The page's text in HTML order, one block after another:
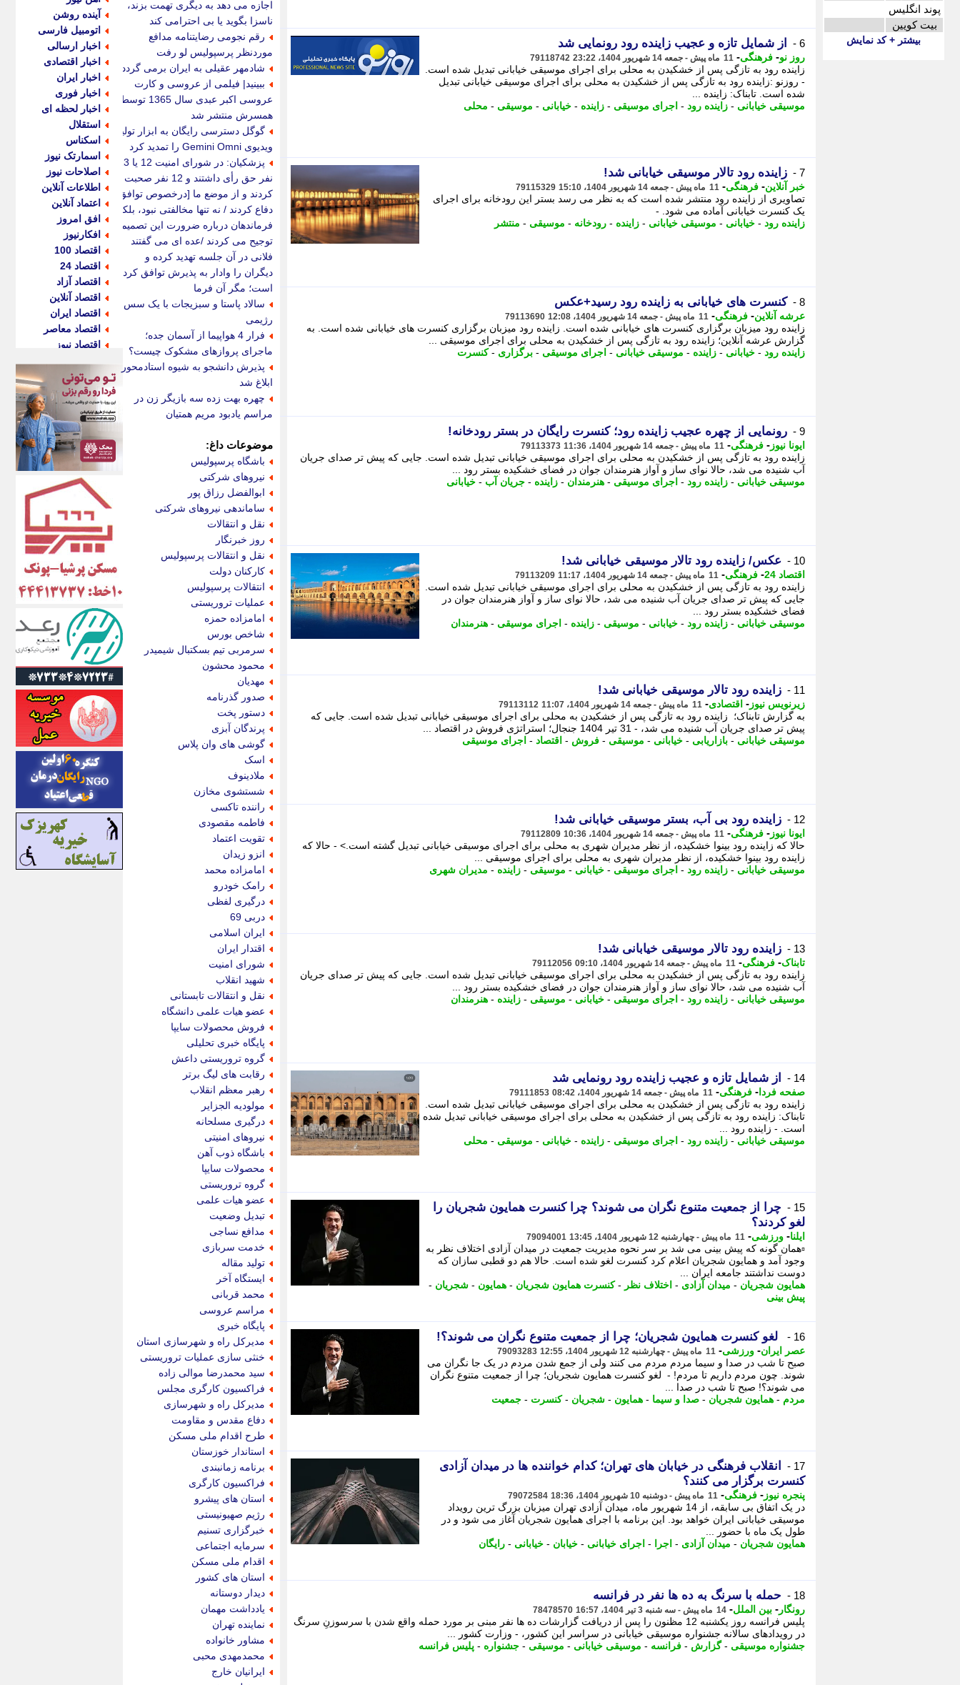
پوند انگلیس
بیت کویین
بیشتر + کد نمایش 6 - از شمایل تازه و عجیب زاینده رود رونمایی شد
روز نو- فرهنگی- 11 ماه پیش - جمعه 14 شهریور 1404، 23:22 79118742
زاینده رود به تازگی پس از خشکیدن به محلی برای اجرای موسیقی خیابانی تبدیل شده است.
- روزنو :زاینده رود به تازگی پس از خشکیدن به محلی برای اجرای موسیقی خیابانی تبدیل
شده است. تابناک: زاینده ...
موسیقی خیابانی - زاینده رود - اجرای موسیقی - زاینده - خیابانی - موسیقی - محلی
7 - زاینده رود تالار موسیقی خیابانی شد!
خبر آنلاین- فرهنگی- 11 ماه پیش - جمعه 14 شهریور 1404، 15:10 79115329
تصاویری از زاینده رود منتشر شده است که به نظر می رسد بستر این رودخانه برای اجرای
یک کنسرت خیابانی آماده می شود. -
زاینده رود - خیابانی - موسیقی خیابانی - زاینده - رودخانه - موسیقی - منتشر
8 - کنسرت های خیابانی به زاینده رود رسید+عکس
عرشه آنلاین- فرهنگی- 11 ماه پیش - جمعه 14 شهریور 1404، 12:08 79113690
زاینده رود میزبان برگزاری کنسرت های خیابانی شده است. زاینده رود میزبان برگزاری کنسرت های خیابانی شده است. به
گزارش عرشه آنلاین؛ زاینده رود به تازگی پس از خشکیدن به محلی برای اجرای موسیقی ...
زاینده رود - خیابانی - زاینده - موسیقی خیابانی - اجرای موسیقی - برگزاری -کنسرت
9 - رونمایی از چهره عجیب زاینده رود؛ کنسرت رایگان در بستر رودخانه!
ایونا نیوز - فرهنگی- 11 ماه پیش - جمعه 14 شهریور 1404، 11:36 79113373
زاینده رود به تازگی پس از خشکیدن به محلی برای اجرای موسیقی خیابانی تبدیل شده است. جایی که پیش تر صدای جریان
آب شنیده می شد، حالا نوای ساز و آواز هنرمندان جوان در فضای خشکیده بستر رود ...
موسیقی خیابانی - زاینده رود - اجرای موسیقی - هنرمندان - زاینده - جریان آب - خیابانی
10 - عکس/ زاینده رود تالار موسیقی خیابانی شد!
اقتصاد 24 - فرهنگی- 11 ماه پیش - جمعه 14 شهریور 1404، 11:17 79113209
زاینده رود به تازگی پس از خشکیدن به محلی برای اجرای موسیقی خیابانی تبدیل شده است.
جایی که پیش تر صدای جریان آب شنیده می شد، حالا نوای ساز و آواز هنرمندان جوان در
فضای خشکیده بستر رود ...
موسیقی خیابانی - زاینده رود - خیابانی - موسیقی - زاینده - اجرای موسیقی - هنرمندان
11 - زاینده رود تالار موسیقی خیابانی شد!
زیرنویس نیوز - اقتصادی- 11 ماه پیش - جمعه 14 شهریور 1404، 11:07 79113112
به گزارش تابناک؛ زاینده رود به تازگی پس از خشکیدن به محلی برای اجرای موسیقی خیابانی تبدیل شده است. جایی که
پیش تر صدای جریان آب شنیده می شد، - 31 تیر 1404 جنجال؛ استراتژی فروش در اقتصاد ...
موسیقی خیابانی - بازاریابی - خیابانی - موسیقی - فروش - اقتصاد - اجرای موسیقی
12 - زاینده رود بی آب، بستر موسیقی خیابانی شد!
ایونا نیوز - فرهنگی- 11 ماه پیش - جمعه 14 شهریور 1404، 10:36 79112809
حالا که زاینده رود بینوا خشکیده، از نظر مدیران شهری به محلی برای اجرای موسیقی خیابانی تبدیل گشته است.> - حالا که
زاینده رود بینوا خشکیده، از نظر مدیران شهری به محلی برای اجرای موسیقی ...
موسیقی خیابانی - زاینده رود - اجرای موسیقی - خیابانی - موسیقی - زاینده - مدیران شهری
13 - زاینده رود تالار موسیقی خیابانی شد!
تابناک- فرهنگی- 11 ماه پیش - جمعه 14 شهریور 1404، 09:10 79112056
زاینده رود به تازگی پس از خشکیدن به محلی برای اجرای موسیقی خیابانی تبدیل شده است. جایی که پیش تر صدای جریان
آب شنیده می شد، حالا نوای ساز و آواز هنرمندان جوان در فضای خشکیده بستر رود ...
موسیقی خیابانی - زاینده رود - اجرای موسیقی - خیابانی - موسیقی - زاینده - هنرمندان
14 - از شمایل تازه و عجیب زاینده رود رونمایی شد
صفحه فردا - فرهنگی- 11 ماه پیش - جمعه 14 شهریور 1404، 08:42 79111853
زاینده رود به تازگی پس از خشکیدن به محلی برای اجرای موسیقی خیابانی تبدیل شده است.
تابناک: زاینده رود به تازگی پس از خشکیدن به محلی برای اجرای موسیقی خیابانی تبدیل شده
است. - زاینده رود ...
موسیقی خیابانی - زاینده رود - اجرای موسیقی - زاینده - خیابانی - موسیقی - محلی
15 -
چرا از جمعیت متنوع نگران می شوند؟ چرا کنسرت همایون شجریان را
لغو کردند؟
ایلنا- ورزشی- 11 ماه پیش - چهارشنبه 12 شهریور 1404، 13:45 79094001
▫️همان گونه که پیش بینی می شد بر سر نحوه مدیریت جمعیت در میدان آزادی اختلاف نظر به
وجود آمد و همایون شجریان اعلام کرد کنسرت لغو شده است. حالا هم دو قطبی سازان که
دوست نداشتند جامعه ایران ...
همایون شجریان - میدان آزادی - اختلاف نظر -کنسرت همایون شجریان - همایون - شجریان -
پیش بینی
16 - لغو کنسرت همایون شجریان؛ چرا از جمعیت متنوع نگران می شوند؟!
عصر ایران- ورزشی- 11 ماه پیش - چهارشنبه 12 شهریور 1404، 12:55 79093283
صبح تا شب در صدا و سیما مردم مردم می کنند ولی از جمع شدن مردم در یک جا نگران می
شوند. چون مردم داریم تا مردم! - لغو کنسرت همایون شجریان؛ چرا از جمعیت متنوع نگران
می شوند؟! صبح تا شب در صدا ...
مردم - همایون شجریان - صدا و سیما - همایون - شجریان -کنسرت - جمعیت
17 -
انقلاب فرهنگی در خیابان های تهران؛ کدام خواننده ها در میدان آزادی
کنسرت برگزار می کنند؟
پنجره نیوز - فرهنگی- 11 ماه پیش - دوشنبه 10 شهریور 1404، 18:36 79072584
در یک اتفاق بی سابقه، از 14 شهریور ماه، میدان آزادی تهران میزبان بزرگ ترین رویداد
موسیقی خیابانی ایران خواهد بود. این برنامه با اجرای همایون شجریان آغاز می شود و در
طول یک ماه با حضور ...
همایون شجریان - میدان آزادی - اجرا - اجرای خیابانی - خیابان - خیابانی - رایگان
18 - حمله با سرنگ به ده ها نفر در فرانسه
رونگار - بین الملل- 14 ماه پیش - سه شنبه 3 تیر 1404، 16:57 78478570
پلیس فرانسه روز یکشنبه 12 مظنون را پس از دریافت گزارشات ده ها نفر مبنی بر مورد حمله واقع شدن با سرسوزنِ سرنگ
در رویدادهای سالانه جشنواره موسیقی خیابانی در سراسر این کشور، - وزارت کشور ...
جشنواره موسیقی -گزارش - فرانسه - موسیقی خیابانی - موسیقی - جشنواره - پلیس فرانسه
اجازه می دهد به دیگری تهمت بزند،
ناسزا بگوید یا بی احترامی کند
رقم نجومی رضایتنامه مدافع
موردنظر پرسپولیس لو رفت
شادمهر عقیلی به ایران برمی گردد؟
ببینید| فیلمی از عروسی و کارت
عروسی اکبر عبدی سال 1365 توسط
همسرش منتشر شد
گوگل دسترسی رایگان به ابزار تولید
ویدیوی Gemini Omni را تمدید کرد
پزشکیان: در شورای امنیت 12 یا 13
نفر حق رأی داشتند و 12 نفر صحبت
کردند و از موضع ما [درخصوص توافق]
دفاع کردند / نه تنها مخالفتی نبود، بلکه
فرماندهان درباره ضرورت این تصمیم
توجیح می کردند /عده ای می گفتند
فلانی در آن جلسه تهدید کرده و
دیگران را وادار به پذیرش توافق کرده
است؛ مگر آن فرما
سالاد پاستا و سبزیجات با یک سس
رژیمی
فرار 4 هواپیما از آسمان جده؛
ماجرای پروازهای مشکوک چیست؟
پذیرش دانشجو به شیوه استادمحور
ابلاغ شد
چهره بهت زده سه بازیگر زن در
مراسم یادبود مریم همتیان
موضوعات داغ:
باشگاه پرسپولیس
نیروهای شرکتی
ابوالفضل رزاق پور
ساماندهی نیروهای شرکتی
نقل و انتقالات
روز خبرنگار
نقل و انتقالات پرسپولیس
کارکنان دولت
انتقالات پرسپولیس
عملیات تروریستی
امامزاده حمزه
شاخص بورس
سرمربی تیم بسکتبال شیمیدر
محمود محشون
مهدیان
صدور گذرنامه
دستور پخت
پرندگان آبزی
گوشی های وان پلاس
اسک
ملادینوف
شستشوی مخازن
راننده تاکسی
فاطمه مقصودی
تقویت اعتماد
انزو زیدان
امامزاده محمد
رامک خودرو
درگیری لفظی
دربی 69
ایران اسلامی
اقتدار ایران
شورای امنیت
شهید انقلاب
نقل و انتقالات تابستانی
عضو هیات علمی دانشگاه
فروش محصولات سایپا
پایگاه خبری تحلیلی
گروه تروریستی داعش
رقابت های لیگ برتر
رهبر معظم انقلاب
مولودیه الجزایر
درگیری مسلحانه
نیروهای امنیتی
باشگاه ذوب آهن
محصولات سایپا
گروه تروریستی
عضو هیات علمی
تبدیل وضعیت
مدافع نساجی
خدمت سربازی
تولید مقاله
ایستگاه آخر
محمد قربانی
مراسم عروسی
پایگاه خبری
مدیرکل راه و شهرسازی استان
خنثی سازی عملیات تروریستی
سید محمدرضا موالی زاده
فراکسیون کارگری مجلس
مدیرکل راه و شهرسازی
دفاع مقدس و مقاومت
طرح اقدام ملی مسکن
استاندار خوزستان
برنامه زمانبندی
فراکسیون کارگری
استان های پیشرو
رژیم صهیونیستی
خبرگزاری تسنیم
سرمایه اجتماعی
اقدام ملی مسکن
استان های کشور
دیدار دوستانه
یادداشت مهمان
نماینده تهران
مشاور خانواده
محمدمهدی محبی
ایرانیان خارج
آینده روشن
اتومبیل فارسی
اخبار ارسالی
اخبار اقتصادی
اخبار ایران
اخبار فوری
اخبار لحظه ای
استقلال
اسکناس
اسمارتک نیوز
اصلاحات نیوز
اطلاعات آنلاین
اعتماد آنلاین
افق امروز
افکارنیوز
اقتصاد 100
اقتصاد 24
اقتصاد آزاد
اقتصاد آنلاین
اقتصاد ایران
اقتصاد معاصر
اقتصاد نیوز
اکوفارس
اکونگار
اکونیوز
الف
انتشار آنلاین
اندیشه قرن
اندیشه معاصر
اندیشه ها
انرژی پرس
ای استخدام
ایتنا
ایراف
ایران آرت
ایران آنلاین
ایران زندگی
ایران فوری
ایرانی روز
ایرانیتال
ایرنا
ایسکانیوز
ایسنا
ایکنا
ایلنا
اینتیتر
ایونا نیوز
بازتاب آنلاین
باشگاه خبرنگاران
باغستان نیوز
بامبوک
ببین و بخون
بدینسان
بنکر